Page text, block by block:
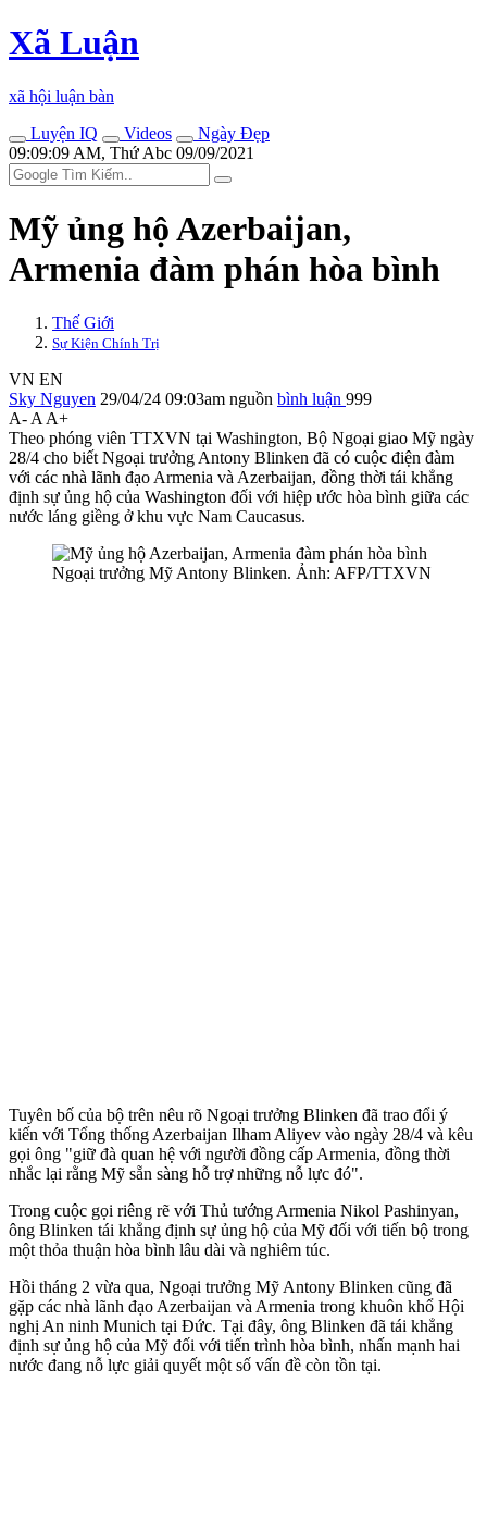
Xã Luận
xã hội luận bàn
Luyện IQ
Videos
Ngày Đẹp
09:09:09 AM, Thứ Abc 09/09/2021
Mỹ ủng hộ Azerbaijan,
Armenia đàm phán hòa bình
Thế Giới
Sự Kiện Chính Trị
VN EN
Sky Nguyen 29/04/24 09:03am nguồn bình luận 999
A- A A+
Theo phóng viên TTXVN tại Washington, Bộ Ngoại giao Mỹ ngày
28/4 cho biết Ngoại trưởng Antony Blinken đã có cuộc điện đàm
với các nhà lãnh đạo Armenia và Azerbaijan, đồng thời tái khẳng
định sự ủng hộ của Washington đối với hiệp ước hòa bình giữa các
nước láng giềng ở khu vực Nam Caucasus.
Ngoại trưởng Mỹ Antony Blinken. Ảnh: AFP/TTXVN
Tuyên bố của bộ trên nêu rõ Ngoại trưởng Blinken đã trao đổi ý
kiến với Tổng thống Azerbaijan Ilham Aliyev vào ngày 28/4 và kêu
gọi ông "giữ đà quan hệ với người đồng cấp Armenia, đồng thời
nhắc lại rằng Mỹ sẵn sàng hỗ trợ những nỗ lực đó".
Trong cuộc gọi riêng rẽ với Thủ tướng Armenia Nikol Pashinyan,
ông Blinken tái khẳng định sự ủng hộ của Mỹ đối với tiến bộ trong
một thỏa thuận hòa bình lâu dài và nghiêm túc.
Hồi tháng 2 vừa qua, Ngoại trưởng Mỹ Antony Blinken cũng đã
gặp các nhà lãnh đạo Azerbaijan và Armenia trong khuôn khổ Hội
nghị An ninh Munich tại Đức. Tại đây, ông Blinken đã tái khẳng
định sự ủng hộ của Mỹ đối với tiến trình hòa bình, nhấn mạnh hai
nước đang nỗ lực giải quyết một số vấn đề còn tồn tại.